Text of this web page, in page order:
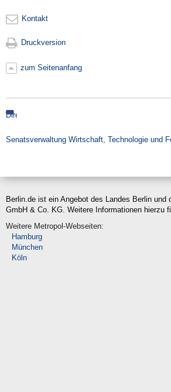
Kontakt
Druckversion
zum Seitenanfang
Direkt
Suche
Senatsverwaltung Wirtschaft, Technologie und
Berlin.de ist ein Angebot des Landes Berlin und
GmbH & Co. KG. Weitere Informationen hierzu
Weitere Metropol-Webseiten:
Hamburg
München
Köln